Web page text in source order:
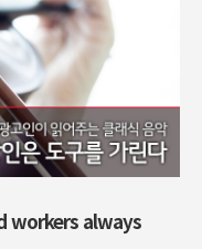
workers always